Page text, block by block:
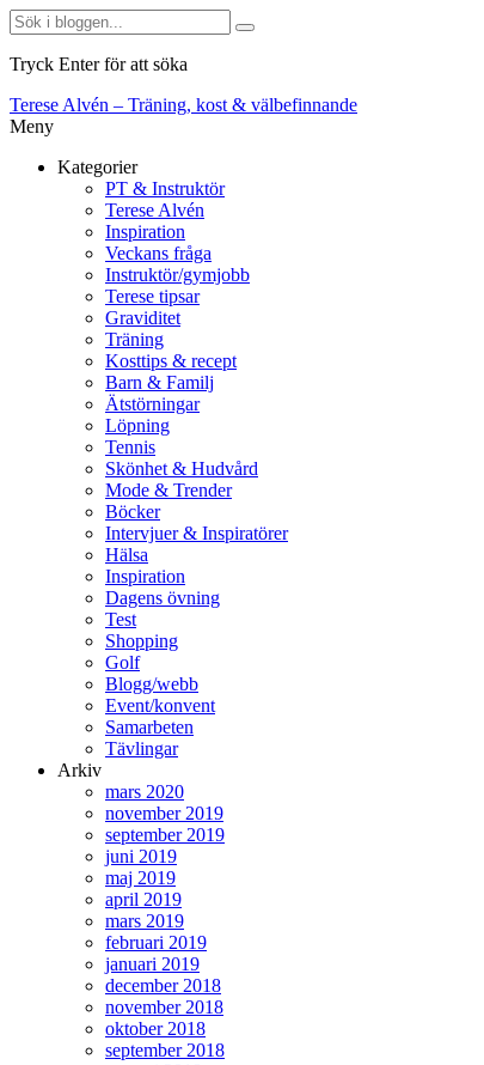
Tryck Enter för att söka
Terese Alvén – Träning, kost & välbefinnande
Meny
Kategorier
PT & Instruktör
Terese Alvén
Inspiration
Veckans fråga
Instruktör/gymjobb
Terese tipsar
Graviditet
Träning
Kosttips & recept
Barn & Familj
Ätstörningar
Löpning
Tennis
Skönhet & Hudvård
Mode & Trender
Böcker
Intervjuer & Inspiratörer
Hälsa
Inspiration
Dagens övning
Test
Shopping
Golf
Blogg/webb
Event/konvent
Samarbeten
Tävlingar
Arkiv
mars 2020
november 2019
september 2019
juni 2019
maj 2019
april 2019
mars 2019
februari 2019
januari 2019
december 2018
november 2018
oktober 2018
september 2018